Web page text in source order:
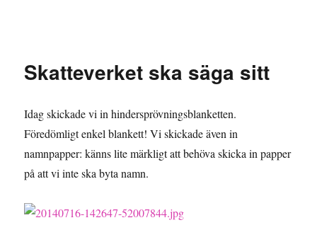
Skatteverket ska säga sitt
Idag skickade vi in hindersprövningsblanketten.
Föredömligt enkel blankett! Vi skickade även in
namnpapper: känns lite märkligt att behöva skicka in papper
på att vi inte ska byta namn.